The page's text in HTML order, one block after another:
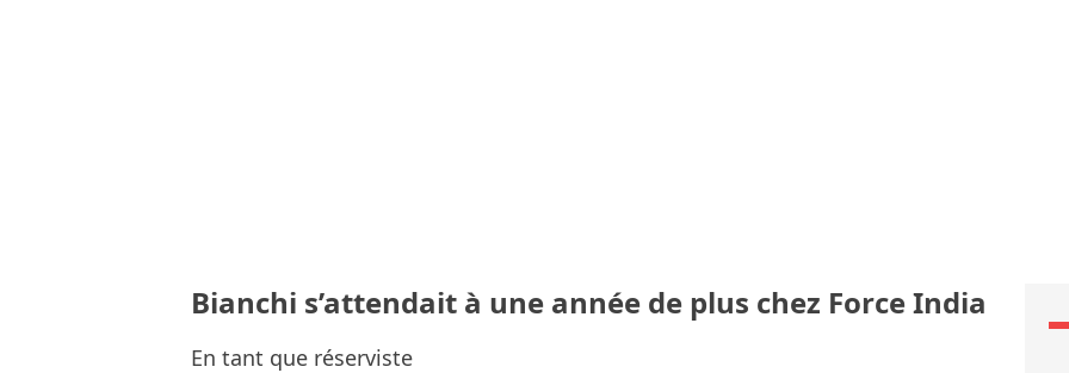
Bianchi s’attendait à une année de plus chez Force India
En tant que réserviste